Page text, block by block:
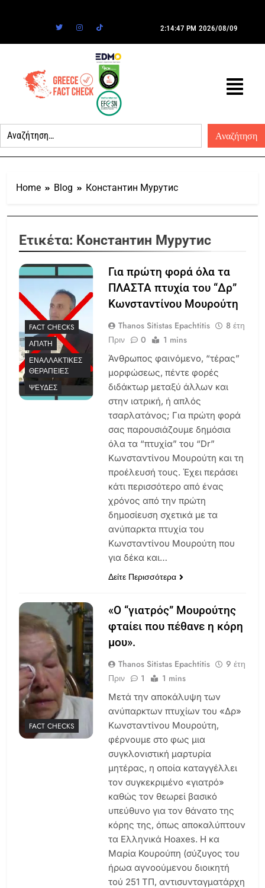
2:14:47 PM 2026/08/09
Home Blog Константин Мурутис
Ετικέτα: Константин Мурутис
FACT CHECKS
ΑΠΆΤΗ
ΕΝΑΛΛΑΚΤΙΚΈΣ
ΘΕΡΑΠΕΊΕΣ
ΨΕΥΔΈΣ
Για πρώτη φορά όλα τα
ΠΛΑΣΤΑ πτυχία του “Δρ”
Κωνσταντίνου Μουρούτη
Thanos Sitistas Epachtitis
8 έτη
Πριν
0 1 mins
Άνθρωπος φαινόμενο, “τέρας”
μορφώσεως, πέντε φορές
διδάκτωρ μεταξύ άλλων και
στην ιατρική, ή απλός
τσαρλατάνος; Για πρώτη φορά
σας παρουσιάζουμε δημόσια
όλα τα “πτυχία” του “Dr”
Κωνσταντίνου Μουρούτη και τη
προέλευσή τους. Έχει περάσει
κάτι περισσότερο από ένας
χρόνος από την πρώτη
δημοσίευση σχετικά με τα
ανύπαρκτα πτυχία του
Κωνσταντίνου Μουρούτη που
για δέκα και…
Δείτε Περισσότερα
FACT CHECKS
«Ο “γιατρός” Μουρούτης
φταίει που πέθανε η κόρη
μου».
Thanos Sitistas Epachtitis
9 έτη
Πριν
1 1 mins
Μετά την αποκάλυψη των
ανύπαρκτων πτυχίων του «Δρ»
Κωνσταντίνου Μουρούτη,
φέρνουμε στο φως μια
συγκλονιστική μαρτυρία
μητέρας, η οποία καταγγέλλει
τον συγκεκριμένο «γιατρό»
καθώς τον θεωρεί βασικό
υπεύθυνο για τον θάνατο της
κόρης της, όπως αποκαλύπτουν
τα Ελληνικά Hoaxes. Η κα
Μαρία Κουρούπη (σύζυγος του
ήρωα αγνοούμενου διοικητή
τού 251 ΤΠ, αντισυνταγματάρχη